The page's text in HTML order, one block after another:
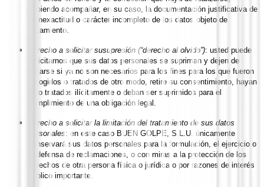
debiendo acompañar, en su caso, la documentación justificativa de
la inexactitud o carácter incompleto de los datos objeto de
tratamiento.
Derecho a solicitar susupresión (“derecho al olvido”): usted puede
solicitarnos que sus datos personales se supriman y dejen de
tratarse si ya no son necesarios para los fines para los que fueron
recogidos o tratados de otro modo, retire su consentimiento, hayan
sido tratados ilícitamente o deban ser suprimidos para el
cumplimiento de una obligación legal.
Derecho a solicitar la limitación del tratamiento de sus datos
personales: en este caso BUEN GOLPE, S.L.U. únicamente
conservará sus datos personales para la formulación, el ejercicio o
la defensa de reclamaciones, o con miras a la protección de los
derechos de otra persona física o jurídica o por razones de interés
público importante.